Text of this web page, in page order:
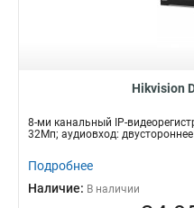
Hikvision
8-ми канальный IP-
32Мп; аудиовход:
Подробнее
Наличие: В наличии